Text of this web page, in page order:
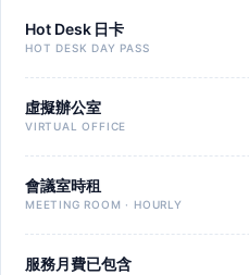
Hot Desk 日卡
HOT DESK DAY PASS
虛擬辦公室
VIRTUAL OFFICE
會議室時租
MEETING ROOM · HOURLY
服務月費已包含